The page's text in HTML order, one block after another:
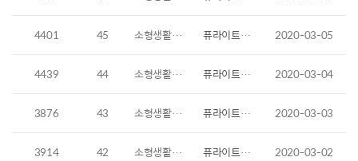
4401 45 소형생활가전 퓨라이트 스마트폰 살균하는 방법입니다. 2020-03-05
4439 44 소형생활가전 퓨라이트 가방 살균방법 2020-03-04
3876 43 소형생활가전 퓨라이트 도마 살균 소독하기 2020-03-03
3914 42 소형생활가전 퓨라이트 매트리스 살균하기 2020-03-02